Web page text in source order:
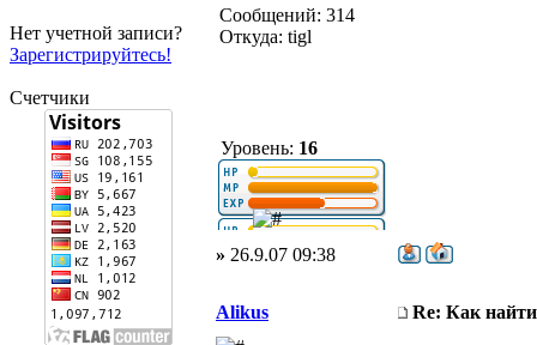
Нет учетной записи?
Зарегистрируйтесь!
Счетчики
Сообщений: 314
Откуда: tigl
Уровень: 16
» 26.9.07 09:38
Alikus Re: Как